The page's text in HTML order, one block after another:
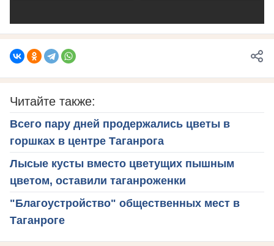
Читайте также:
Всего пару дней продержались цветы в
горшках в центре Таганрога
Лысые кусты вместо цветущих пышным
цветом, оставили таганроженки
"Благоустройство" общественных мест в
Таганроге